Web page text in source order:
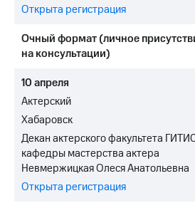
Открыта регистрация
Очный формат (личное
на консультации)
10 апреля
Актерский
Хабаровск
Декан актерского факультета
кафедры мастерства актера
Невмержицкая Олеся Анатольевна
Открыта регистрация